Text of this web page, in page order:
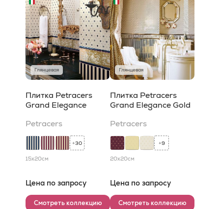
Глянцевая
Плитка Petracers
Grand Elegance
Petracers
+30
15x20см
Цена по запросу
Смотреть коллекцию
Глянцевая
Плитка Petracers
Grand Elegance Gold
Petracers
+9
20x20см
Цена по запросу
Смотреть коллекцию